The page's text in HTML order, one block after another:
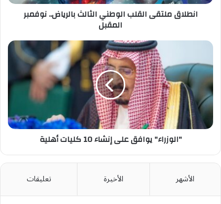
انطلاق ملتقى القلب الوطني الثالث بالرياض.. نوفمبر
المقبل
"الوزراء"
على
إنشاء
10
كليات
أهلية
"الوزراء" يوافق على إنشاء 10 كليات أهلية
الأشهر الأخيرة تعليقات